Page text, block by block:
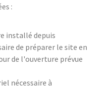
:
installé depuis
de préparer le site en
de l'ouverture prévue
nécessaire à